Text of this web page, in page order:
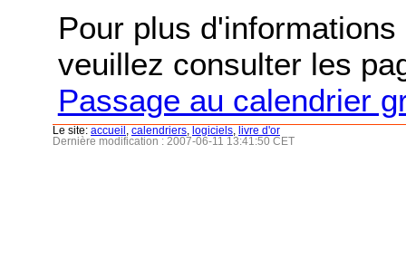
Pour plus
veuillez consulter les
Passage au calendrier
Le site: accueil calendriers logiciels
livre d'or
Dernière modification : 2007-06-11 13:41:50 CET